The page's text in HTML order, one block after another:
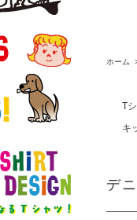
ホーム
T
キ
デ